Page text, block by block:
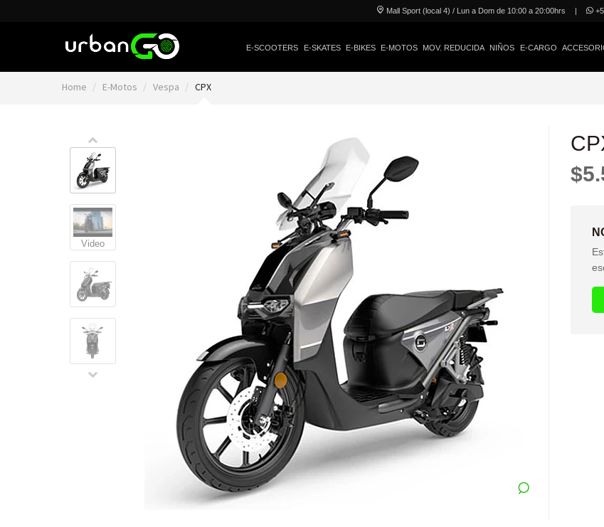
Mall Sport (local 4) / Lun a Dom de 10:00 a 20:00hrs |
E-SCOOTERS E-SKATES E-BIKES E-MOTOS MOV. REDUCIDA NIÑOS E-CARGO
Home E-Motos Vespa CPX
Video